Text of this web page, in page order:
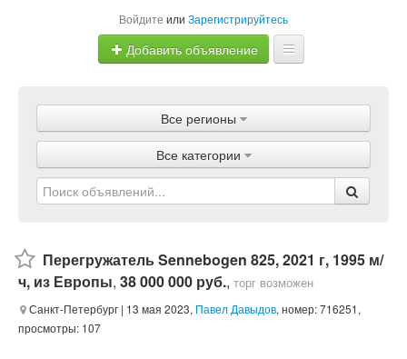
Войдите или Зарегистрируйтесь
Добавить объявление
Объявления
Магазины
Услуги
Все регионы
Все категории
Перегружатель Sennebogen 825, 2021 г, 1995 м/
ч, из Европы, 38 000 000 руб., торг возможен
Санкт-Петербург | 13 мая 2023, Павел Давыдов, номер: 716251,
просмотры: 107